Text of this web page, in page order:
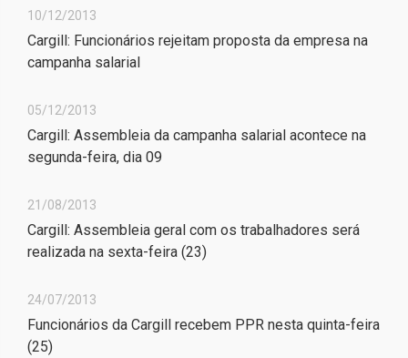
10/12/2013
Cargill: Funcionários rejeitam proposta da empresa na
campanha salarial
05/12/2013
Cargill: Assembleia da campanha salarial acontece na
segunda-feira, dia 09
21/08/2013
Cargill: Assembleia geral com os trabalhadores será
realizada na sexta-feira (23)
24/07/2013
Funcionários da Cargill recebem PPR nesta quinta-feira
(25)